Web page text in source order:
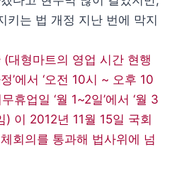
키는 법 개정 지난 번에 막지
(대형마트의 영업 시간 현행
’에서 ‘오전 10시 ~ 오후 10
휴업일 ‘월 1~2일’에서 ‘월 3
) 이 2012년 11월 15일 국회
회의를 통과해 법사위에 넘